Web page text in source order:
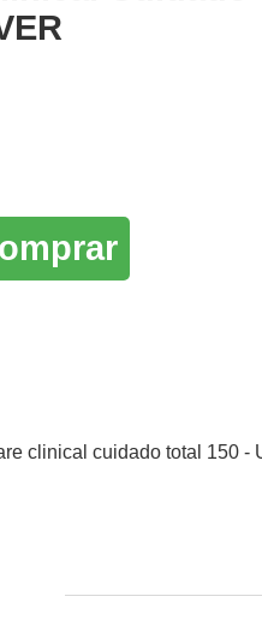
oral
Oral
clinical cuidado total 150